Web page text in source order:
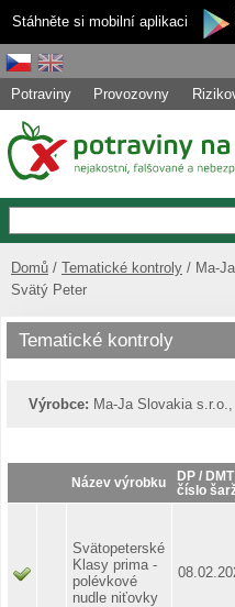
Stáhněte si mobilní aplikaci
Potraviny Provozovny
Domů Tematické kontroly
Ma-
Svätý Peter
Tematické kontroly
Výrobce: Ma-Ja Slovakia
Název výrobku
DP /
číslo
Svätopeterské
Klasy prima -
polévkové
nudle niťovky